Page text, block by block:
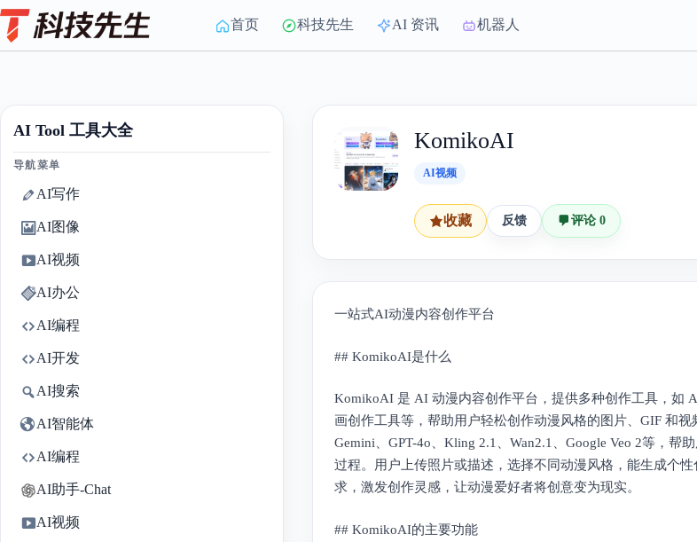
Skip
to
content
首页 科技先生 AI 资讯 机器人
AI Tool 工具大全
导航菜单
AI写作
AI图像
AI视频
AI办公
AI编程
AI开发
AI搜索
AI智能体
AI编程
AI助手-Chat
AI视频
KomikoAI
AI视频
收藏 反馈 评论 0
一站式AI动漫内容创作平台
## KomikoAI是什么
KomikoAI 是 AI 动漫内容创作平台，提供多种创作工具，如
画创作工具等，帮助用户轻松创作动漫风格的图片、GIF 和
Gemini、GPT-4o、Kling 2.1、Wan2.1、Google Veo 2等，帮
过程。用户上传照片或描述，选择不同动漫风格，能生成个
求，激发创作灵感，让动漫爱好者将创意变为现实。
## KomikoAI的主要功能